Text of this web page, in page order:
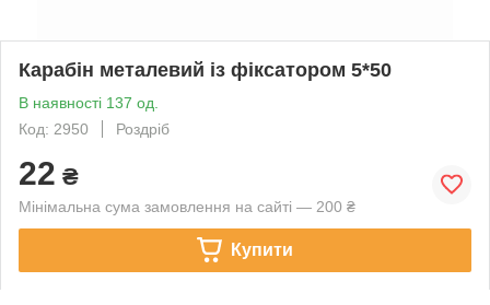
Карабін металевий із фіксатором 5*50
В наявності 137 од.
Код: 2950
Роздріб
22 ₴
Мінімальна сума замовлення на сайті — 200 ₴
Купити